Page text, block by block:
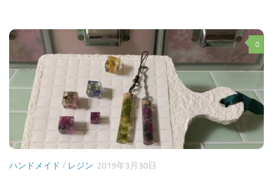
0
ハンドメイド / レジン 2019年3月30日